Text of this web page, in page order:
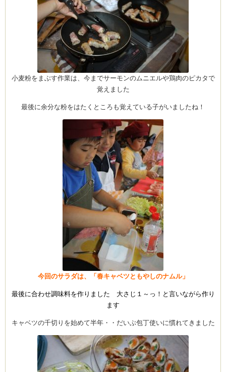
小麦粉をまぶす作業は、今までサーモンのムニエルや鶏肉のピカタで
覚えました
最後に余分な粉をはたくところも覚えている子がいましたね！
今回のサラダは、「春キャベツともやしのナムル」
最後に合わせ調味料を作りました 大さじ１～っ！と言いながら作り
ます
キャベツの千切りを始めて半年・・だいぶ包丁使いに慣れてきました